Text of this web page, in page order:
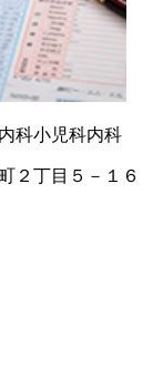
科小児科内科
２丁目５－１６